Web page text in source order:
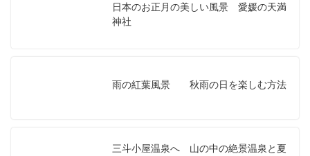
日本のお正月の美しい風景 愛媛の天満
神社
雨の紅葉風景 秋雨の日を楽しむ方法
三斗小屋温泉へ 山の中の絶景温泉と夏